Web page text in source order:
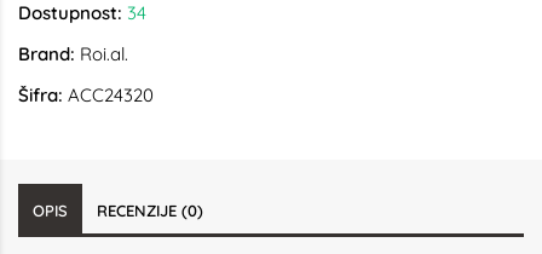
Dostupnost: 34
Brand: Roi.al.
Šifra: ACC24320
OPIS RECENZIJE (0)